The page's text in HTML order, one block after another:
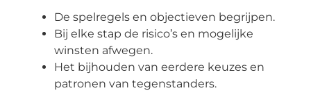
De spelregels en objectieven begrijpen.
Bij elke stap de risico’s en mogelijke
winsten afwegen.
Het bijhouden van eerdere keuzes en
patronen van tegenstanders.